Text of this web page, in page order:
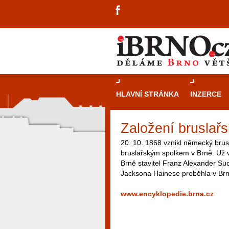
HLAVNÍ STRÁNKA INZERCE
Založení
20. 10. 1868 vznikl německý
bruslařským spolkem v Brně.
Brně stavitel Franz Alexander
Jacksona Hainese proběhla v
www.encyklopedie.brna.cz